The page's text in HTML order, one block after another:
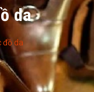
da
đồ da